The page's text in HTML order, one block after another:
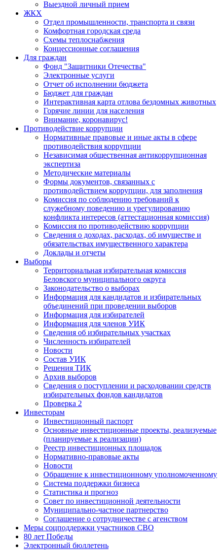
Выездной личный прием
ЖКХ
Отдел промышленности, транспорта и связи
Комфортная городская среда
Схемы теплоснабжения
Концессионные соглашения
Для граждан
Фонд "Защитники Отечества"
Электронные услуги
Отчет об исполнении бюджета
Бюджет для граждан
Интерактивная карта отлова бездомных животных
Горячие линии для населения
Внимание, коронавирус!
Противодействие коррупции
Нормативные правовые и иные акты в сфере
противодействия коррупции
Независимая общественная антикоррупционная
экспертиза
Методические материалы
Формы документов, связанных с
противодействием коррупции, для заполнения
Комиссия по соблюдению требований к
служебному поведению и урегулированию
конфликта интересов (аттестационная комиссия)
Комиссия по противодействию коррупции
Сведения о доходах, расходах, об имуществе и
обязательствах имущественного характера
Доклады и отчеты
Выборы
Территориальная избирательная комиссия
Беловского муниципального округа
Законодательство о выборах
Информация для кандидатов и избирательных
объединений при проведении выборов
Информация для избирателей
Информация для членов УИК
Сведения об избирательных участках
Численность избирателей
Новости
Состав УИК
Решения ТИК
Архив выборов
Сведения о поступлении и расходовании средств
избирательных фондов кандидатов
Проверка 2
Инвесторам
Инвестиционный паспорт
Основные инвестиционные проекты, реализуемые
(планируемые к реализации)
Реестр инвестиционных площадок
Нормативно-правовые акты
Новости
Обращение к инвестиционному уполномоченному
Система поддержки бизнеса
Статистика и прогноз
Совет по инвестиционной деятельности
Муниципально-частное партнерство
Соглашение о сотрудничестве с агенством
Меры соцподдержки участников СВО
80 лет Победы
Электронный бюллетень